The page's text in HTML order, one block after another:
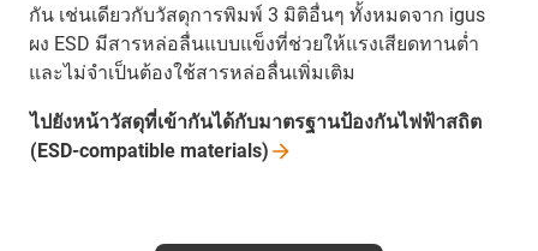
กัน เช่นเดียวกับวัสดุการพิมพ์ 3 มิติอื่นๆ ทั้งหมดจาก igus
ผง ESD มีสารหล่อลื่นแบบแข็งที่ช่วยให้แรงเสียดทานต่ำ
และไม่จำเป็นต้องใช้สารหล่อลื่นเพิ่มเติม
ไปยังหน้าวัสดุที่เข้ากันได้กับมาตรฐานป้องกันไฟฟ้าสถิต
(ESD-compatible materials)